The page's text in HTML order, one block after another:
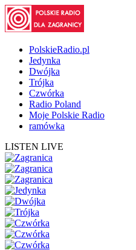
PolskieRadio.pl
Jedynka
Dwójka
Trójka
Czwórka
Radio Poland
Moje Polskie Radio
ramówka
LISTEN LIVE